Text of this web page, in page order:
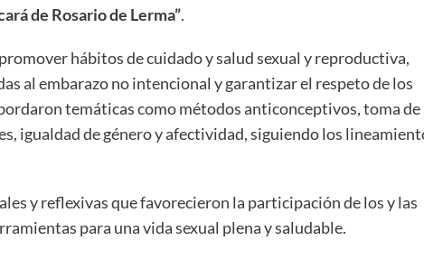
de Rosario de Lerma”.
hábitos de cuidado y salud sexual y reproductiva,
al embarazo no intencional y garantizar el respeto de los
temáticas como métodos anticonceptivos, toma de
igualdad de género y afectividad, siguiendo los
y reflexivas que favorecieron la participación de los y las
para una vida sexual plena y saludable.